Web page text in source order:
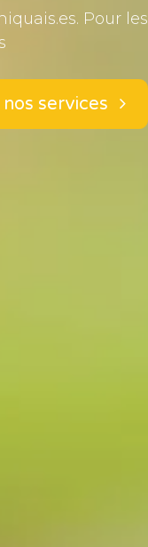
Pour les
services